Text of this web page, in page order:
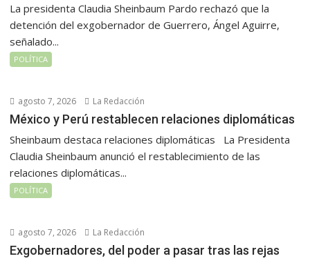
La presidenta Claudia Sheinbaum Pardo rechazó que la
detención del exgobernador de Guerrero, Ángel Aguirre,
señalado...
POLÍTICA
agosto 7, 2026 La Redacción
México y Perú restablecen relaciones diplomáticas
Sheinbaum destaca relaciones diplomáticas La Presidenta
Claudia Sheinbaum anunció el restablecimiento de las
relaciones diplomáticas...
POLÍTICA
agosto 7, 2026 La Redacción
Exgobernadores, del poder a pasar tras las rejas